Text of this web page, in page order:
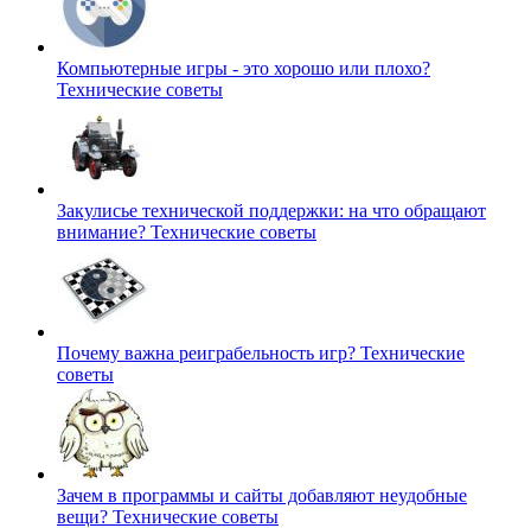
Компьютерные игры - это хорошо или плохо?
Технические советы
Закулисье технической поддержки: на что обращают
внимание? Технические советы
Почему важна реиграбельность игр? Технические
советы
Зачем в программы и сайты добавляют неудобные
вещи? Технические советы